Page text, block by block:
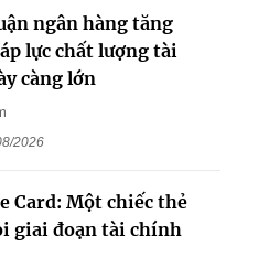
ngân hàng tăng
lực chất lượng tài
càng lớn
2026
Card: Một chiếc thẻ
giai đoạn tài chính